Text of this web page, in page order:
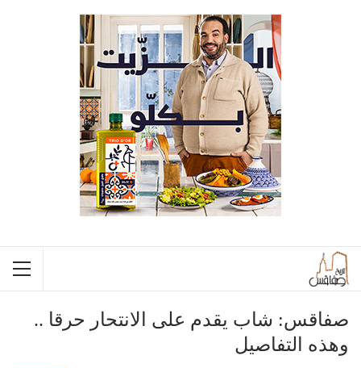
صفاقس: شاب يقدم على الانتحار حرقا ..
وهذه التفاصيل